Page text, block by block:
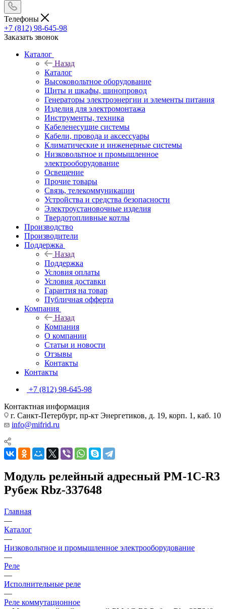
Телефоны
+7 (812) 98-645-98
Заказать звонок
Каталог
Назад
Каталог
Высоковольтное оборудование
Щиты и шкафы, шинопровод
Генераторы электроэнергии и элементы питания
Изделия для электромонтажа
Инструменты, техника
Кабеленесущие системы
Кабели, провода и аксессуары
Климатические и инженерные системы
Низковольтное и промышленное
электрооборудование
Освещение
Прочие товары
Связь, телекоммуникации
Устройства и средства безопасности
Электроустановочные изделия
Твердотопливные котлы
Производство
Производители
Поддержка
Назад
Поддержка
Условия оплаты
Условия доставки
Гарантия на товар
Публичная офферта
Компания
Назад
Компания
О компании
Статьи и новости
Отзывы
Контакты
Контакты
+7 (812) 98-645-98
Контактная информация
г. Санкт-Петербург, пр-кт Энергетиков, д. 19, корп. 1, каб. 10
info@mifrid.ru
Модуль релейный адресный РМ-1С-R3
Рубеж Rbz-337648
Главная
—
Каталог
—
Низковольтное и промышленное электрооборудование
—
Реле
—
Исполнительные реле
—
Реле коммутационное